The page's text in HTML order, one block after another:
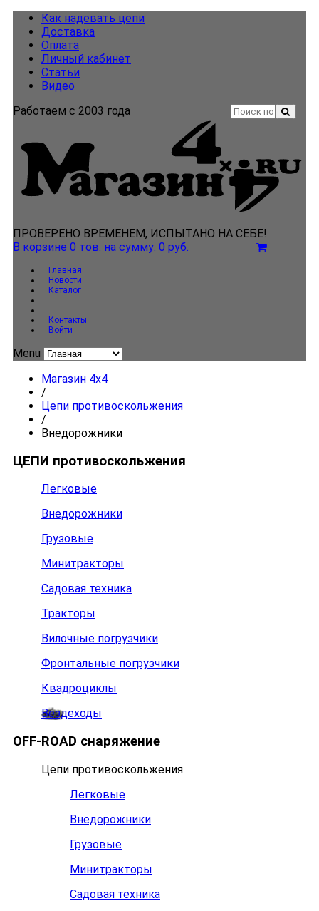
Как надевать цепи
Доставка
Оплата
Личный кабинет
Статьи
Видео
Работаем с 2003 года
ПРОВЕРЕНО ВРЕМЕНЕМ, ИСПЫТАНО НА СЕБЕ!
В корзине 0 тов. на сумму: 0 руб.
Главная
Новости
Каталог
Контакты
Войти
Menu
Магазин 4x4
/
Цепи противоскольжения
/
Внедорожники
ЦЕПИ противоскольжения
Легковые
Внедорожники
Грузовые
Минитракторы
Садовая техника
Тракторы
Вилочные погрузчики
Фронтальные погрузчики
Квадроциклы
Вездеходы
OFF-ROAD снаряжение
Цепи противоскольжения
Легковые
Внедорожники
Грузовые
Минитракторы
Садовая техника